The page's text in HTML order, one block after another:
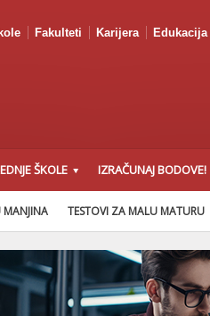
Fakulteti Karijera Edukacija
ŠKOLE IZRAČUNAJ BODOVE!
MANJINA TESTOVI ZA MALU MATURU